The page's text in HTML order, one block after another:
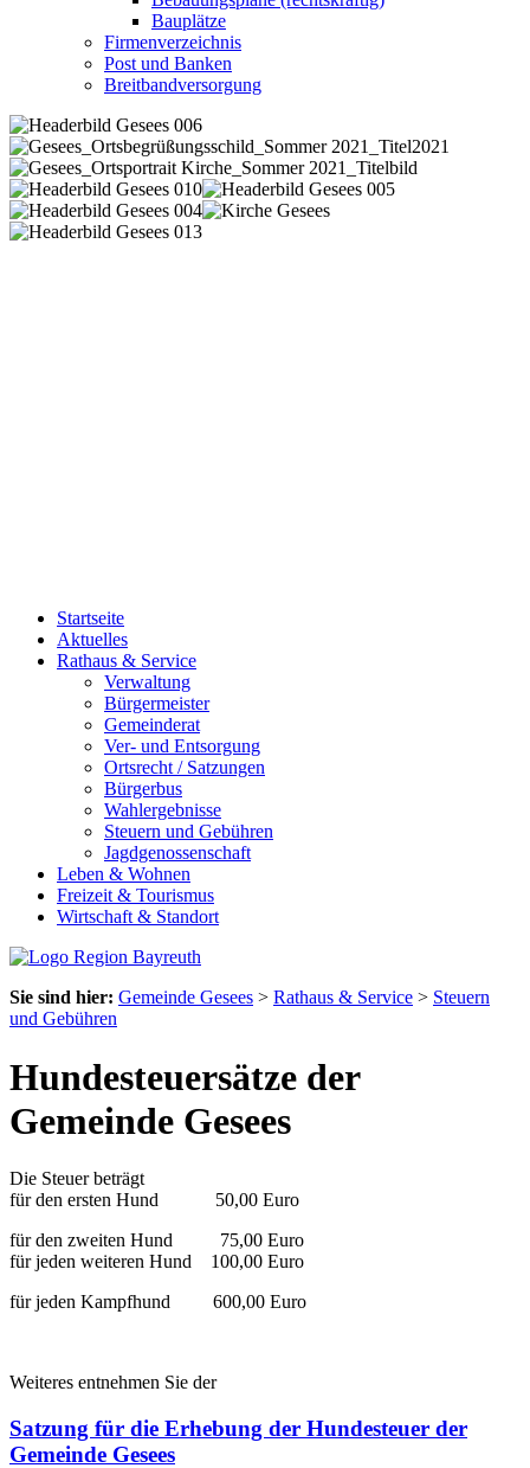
Bauplätze
Firmenverzeichnis
Post und Banken
Breitbandversorgung
Startseite
Aktuelles
Rathaus & Service
Verwaltung
Bürgermeister
Gemeinderat
Ver- und Entsorgung
Ortsrecht / Satzungen
Bürgerbus
Wahlergebnisse
Steuern und Gebühren
Jagdgenossenschaft
Leben & Wohnen
Freizeit & Tourismus
Wirtschaft & Standort
Sie sind hier: Gemeinde Gesees > Rathaus & Service > Steuern
und Gebühren
Hundesteuersätze der
Gemeinde Gesees
Die Steuer beträgt
für den ersten Hund 50,00 Euro
für den zweiten Hund 75,00 Euro
für jeden weiteren Hund 100,00 Euro
für jeden Kampfhund 600,00 Euro
Weiteres entnehmen Sie der
Satzung für die Erhebung der Hundesteuer der
Gemeinde Gesees